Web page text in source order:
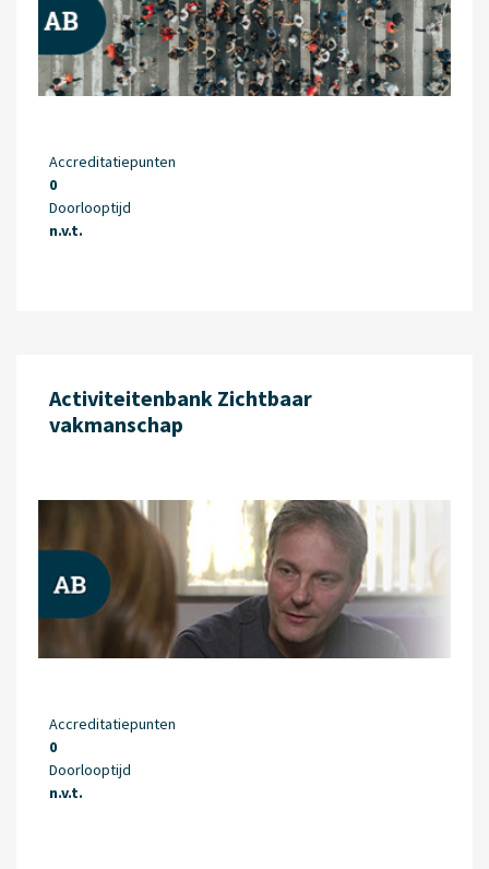
Accreditatiepunten
0
Doorlooptijd
n.v.t.
Activiteitenbank Zichtbaar
vakmanschap
Accreditatiepunten
0
Doorlooptijd
n.v.t.